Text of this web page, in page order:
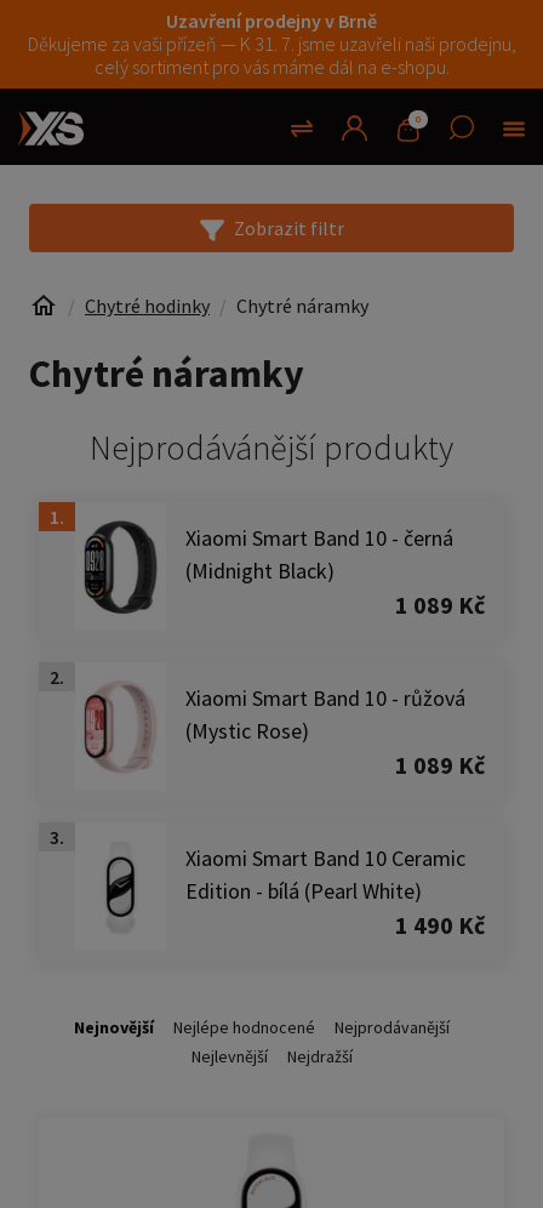
Uzavření prodejny v Brně
Děkujeme za vaši přízeň — K 31. 7. jsme uzavřeli naši prodejnu,
celý sortiment pro vás máme dál na e-shopu.
0
Zobrazit filtr
Chytré hodinky Chytré náramky
Chytré náramky
Nejprodávánější produkty
1.
Xiaomi Smart Band 10 - černá
(Midnight Black)
1 089 Kč
2.
Xiaomi Smart Band 10 - růžová
(Mystic Rose)
1 089 Kč
3.
Xiaomi Smart Band 10 Ceramic
Edition - bílá (Pearl White)
1 490 Kč
Nejnovější Nejlépe hodnocené
Nejprodávanější
Nejlevnější
Nejdražší